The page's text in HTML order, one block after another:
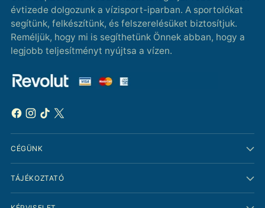
évtizede dolgozunk a vízisport-iparban. A sportolókat
segítünk, felkészítünk, és felszerelésüket biztosítjuk.
Reméljük, hogy mi is segíthetünk Önnek abban, hogy a
legjobb teljesítményt nyújtsa a vízen.
CÉGÜNK
TÁJÉKOZTATÓ